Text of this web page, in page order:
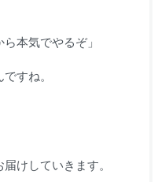
本気でやるぞ」
すね。
けしていきます。